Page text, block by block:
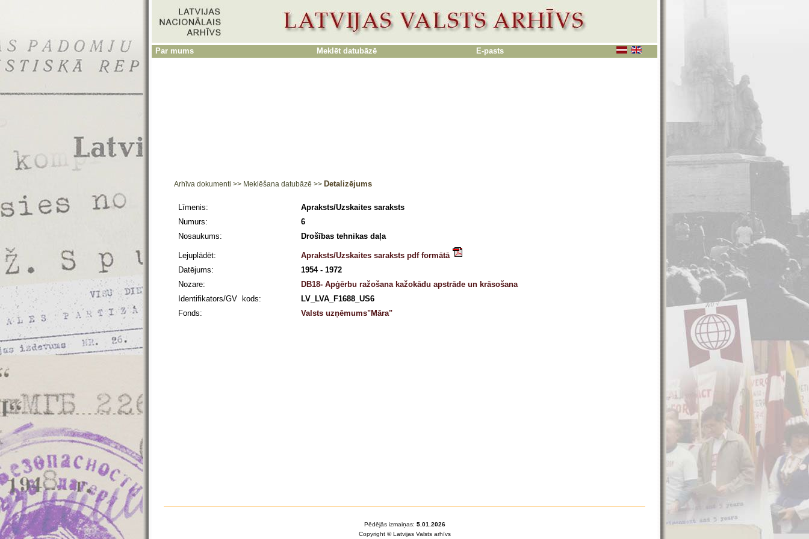
Par mums Meklēt datubāzē E-pasts
Arhīva dokumenti >> Meklēšana datubāzē >> Detalizējums
Līmenis:
Apraksts/Uzskaites saraksts
Numurs:
6
Nosaukums:
Drošības tehnikas daļa
Lejuplādēt:
Apraksts/Uzskaites saraksts pdf formātā
Datējums:
1954 - 1972
Nozare:
DB18- Apģērbu ražošana kažokādu apstrāde un krāsošana
Identifikators/GV kods:
LV_LVA_F1688_US6
Fonds:
Valsts uzņēmums"Māra"
Pēdējās izmaiņas: 5.01.2026
Copyright © Latvijas Valsts arhīvs